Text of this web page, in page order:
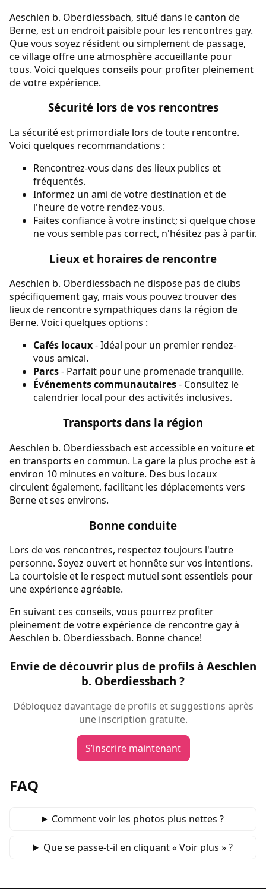
Aeschlen b. Oberdiessbach, situé dans le canton de
Berne, est un endroit paisible pour les rencontres gay.
Que vous soyez résident ou simplement de passage,
ce village offre une atmosphère accueillante pour
tous. Voici quelques conseils pour profiter pleinement
de votre expérience.
Sécurité lors de vos rencontres
La sécurité est primordiale lors de toute rencontre.
Voici quelques recommandations :
Rencontrez-vous dans des lieux publics et
fréquentés.
Informez un ami de votre destination et de
l'heure de votre rendez-vous.
Faites confiance à votre instinct; si quelque chose
ne vous semble pas correct, n'hésitez pas à partir.
Lieux et horaires de rencontre
Aeschlen b. Oberdiessbach ne dispose pas de clubs
spécifiquement gay, mais vous pouvez trouver des
lieux de rencontre sympathiques dans la région de
Berne. Voici quelques options :
Cafés locaux- Idéal pour un premier rendez-
vous amical.
Parcs- Parfait pour une promenade tranquille.
Événements communautaires- Consultez le
calendrier local pour des activités inclusives.
Transports dans la région
Aeschlen b. Oberdiessbach est accessible en voiture et
en transports en commun. La gare la plus proche est à
environ 10 minutes en voiture. Des bus locaux
circulent également, facilitant les déplacements vers
Berne et ses environs.
Bonne conduite
Lors de vos rencontres, respectez toujours l'autre
personne. Soyez ouvert et honnête sur vos intentions.
La courtoisie et le respect mutuel sont essentiels pour
une expérience agréable.
En suivant ces conseils, vous pourrez profiter
pleinement de votre expérience de rencontre gay à
Aeschlen b. Oberdiessbach. Bonne chance!
Envie de découvrir plus de profils à Aeschlen
b. Oberdiessbach ?
Débloquez davantage de profils et suggestions après
une inscription gratuite.
S’inscrire maintenant
FAQ
Comment voir les photos plus nettes ?
Que se passe‑t‑il en cliquant « Voir plus » ?